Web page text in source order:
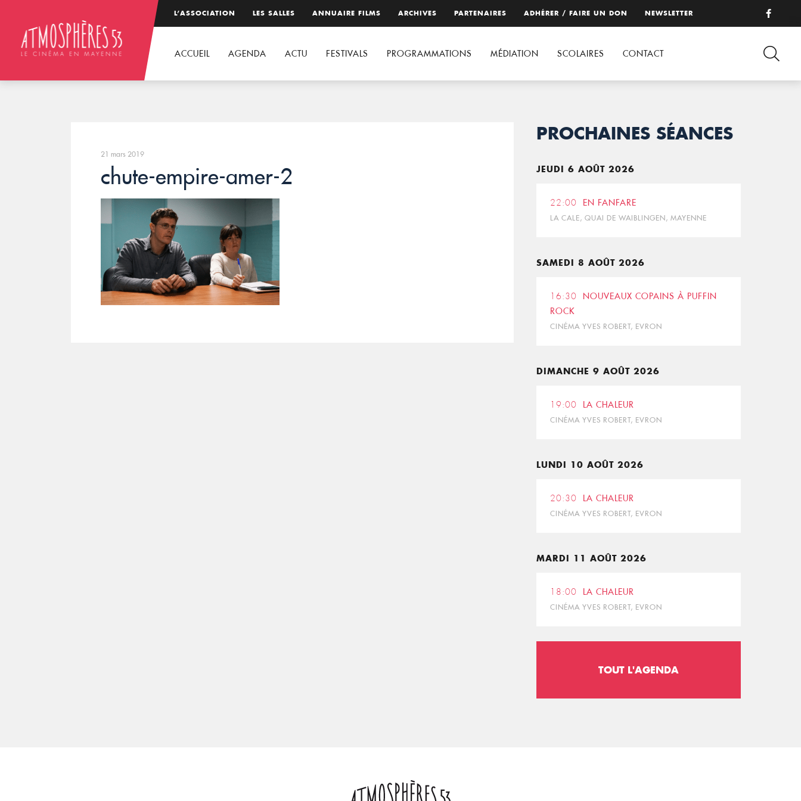
L’ASSOCIATION LES SALLES ANNUAIRE FILMS ARCHIVES PARTENAIRES ADHÉRER / FAIRE UN DON NEWSLETTER
ACCUEIL AGENDA ACTU FESTIVALS PROGRAMMATIONS MÉDIATION SCOLAIRES CONTACT
21 mars 2019
chute-empire-amer-2
PROCHAINES SÉANCES
JEUDI 6 AOÛT 2026
22:00 EN FANFARE
LA CALE, QUAI DE WAIBLINGEN, MAYENNE
SAMEDI 8 AOÛT 2026
16:30
NOUVEAUX COPAINS À PUFFIN
ROCK
CINÉMA YVES ROBERT, EVRON
DIMANCHE 9 AOÛT 2026
19:00 LA CHALEUR
CINÉMA YVES ROBERT, EVRON
LUNDI 10 AOÛT 2026
20:30 LA CHALEUR
CINÉMA YVES ROBERT, EVRON
MARDI 11 AOÛT 2026
18:00 LA CHALEUR
CINÉMA YVES ROBERT, EVRON
TOUT L'AGENDA